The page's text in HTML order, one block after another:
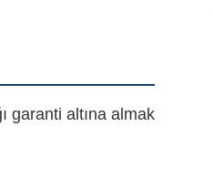
garanti altına almak